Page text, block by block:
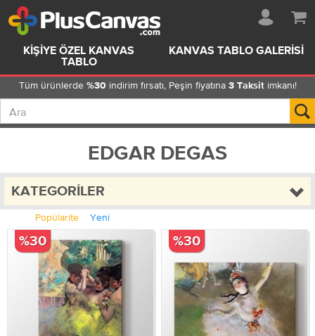
KIŞIYE ÖZEL KANVAS
TABLO
KANVAS TABLO GALERISI
Tüm ürünlerde %30 indirim fırsatı, Peşin fiyatına 3 Taksitimkanı!
EDGAR DEGAS
KATEGORILER
Popülarite Yeni
%30 %30